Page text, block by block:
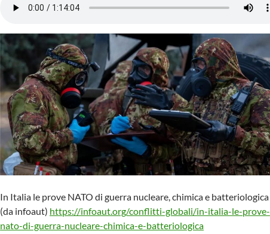
In Italia le prove NATO di guerra nucleare, chimica e batteriologica
(da infoaut) https://infoaut.org/conflitti-globali/in-italia-le-prove-
nato-di-guerra-nucleare-chimica-e-batteriologica